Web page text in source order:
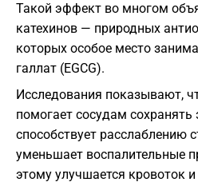
Такой эффект во многом
катехинов — природных
которых особое место
галлат (EGCG).
Исследования показывают,
помогает сосудам сохранять
способствует расслаблению
уменьшает воспалительные
этому улучшается кровоток